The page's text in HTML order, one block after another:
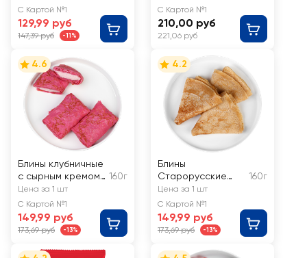
С Картой №1
129,99 руб
147,39 руб -11%
С Картой №1
210,00 руб
221,06 руб
4.6
Блины клубничные
с сырным кремом
РЕСТО ШИК
160г
Цена за 1 шт
С Картой №1
149,99 руб
173,69 руб -13%
4.2
Блины
Старорусские
РЕСТО ШИК
160г
Цена за 1 шт
С Картой №1
149,99 руб
173,69 руб -13%